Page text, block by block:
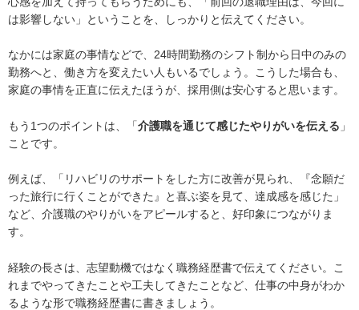
は影響しない」ということを、しっかりと伝えてください。
なかには家庭の事情などで、24時間勤務のシフト制から日中のみの
勤務へと、働き方を変えたい人もいるでしょう。こうした場合も、
家庭の事情を正直に伝えたほうが、採用側は安心すると思います。
もう1つのポイントは、「介護職を通じて感じたやりがいを伝える 」
ことです。
例えば、「リハビリのサポートをした方に改善が見られ、『念願だ
った旅行に行くことができた』と喜ぶ姿を見て、達成感を感じた」
など、介護職のやりがいをアピールすると、好印象につながりま
す。
経験の長さは、志望動機ではなく職務経歴書で伝えてください。こ
れまでやってきたことや工夫してきたことなど、仕事の中身がわか
るような形で職務経歴書に書きましょう。